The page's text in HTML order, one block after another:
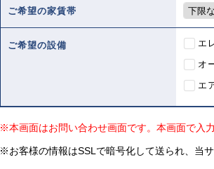
ご希望の家賃帯 下限
ご希望の設備 エ
オ
エ
※本画面はお問い合わせ画面です。本画面で入
※お客様の情報はSSLで暗号化して送られ、当